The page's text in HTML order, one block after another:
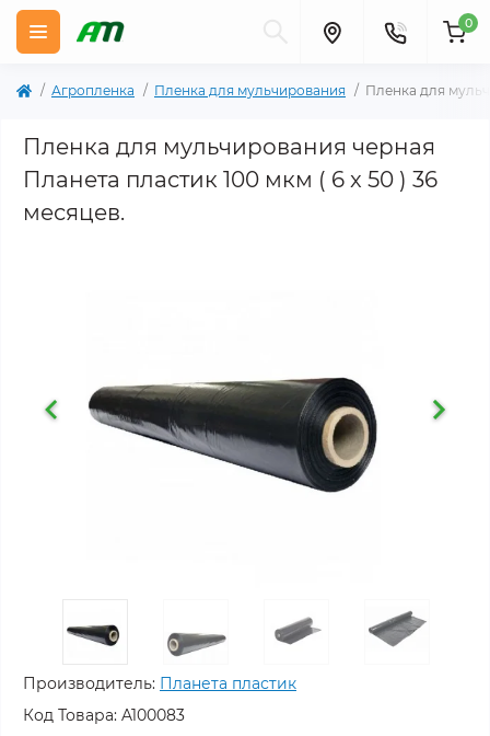
0
Агропленка Пленка для мульчирования Пленка для
Пленка для мульчирования черная
Планета пластик 100 мкм ( 6 x 50 ) 36
месяцев.
Производитель: Планета пластик
Код Товара: A100083